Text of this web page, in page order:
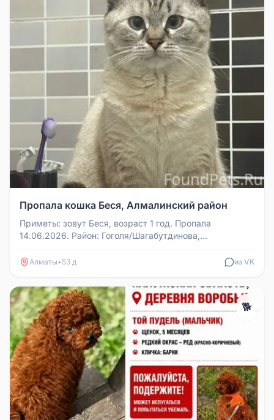
Пропала кошка Беся, Алмалинский район
Приметы: зовут Беся, возраст 1 год. Пропала
14.06.2026. Район: Гоголя/Шагабутдинова,
Алматы• 53 д из VK
🐕